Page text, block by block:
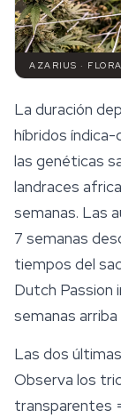
AZARIUS ·
La duración
híbridos
las genéticas
landraces
semanas. Las
7 semanas
tiempos del
Dutch Passion
semanas arriba
Las dos
Observa los
transparentes